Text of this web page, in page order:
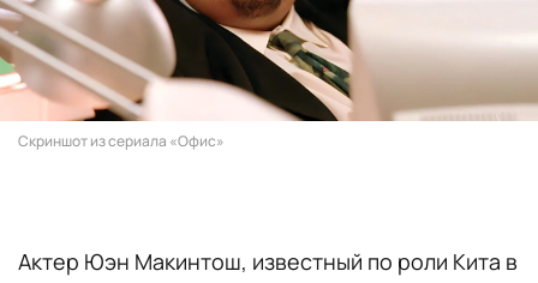
Скриншот из сериала «Офис»
Актер Юэн Макинтош, известный по роли Кита в